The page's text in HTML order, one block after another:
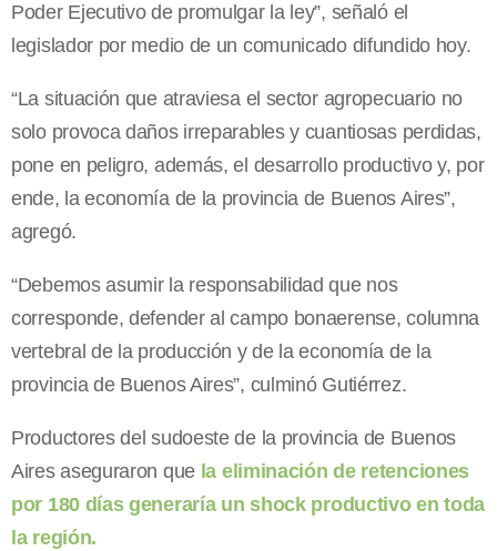
Poder Ejecutivo de promulgar la ley”, señaló el
legislador por medio de un comunicado difundido hoy.
“La situación que atraviesa el sector agropecuario no
solo provoca daños irreparables y cuantiosas perdidas,
pone en peligro, además, el desarrollo productivo y, por
ende, la economía de la provincia de Buenos Aires”,
agregó.
“Debemos asumir la responsabilidad que nos
corresponde, defender al campo bonaerense, columna
vertebral de la producción y de la economía de la
provincia de Buenos Aires”, culminó Gutiérrez.
Productores del sudoeste de la provincia de Buenos
Aires aseguraron que la eliminación de retenciones
por 180 días generaría un shock productivo en toda
la región.